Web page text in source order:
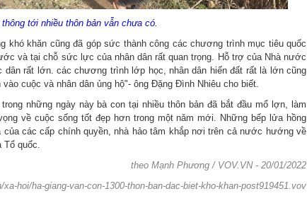
thông tới nhiều thôn bản vẫn chưa có.
khó khăn cũng đã góp sức thành công các chương trình mục tiêu quốc
và tại chỗ sức lực của nhân dân rất quan trọng. Hỗ trợ của Nhà nước
rất lớn. các chương trình lớp học, nhân dân hiến đất rất là lớn cũng
cuộc và nhân dân ủng hộ"- ông Đặng Đình Nhiêu cho biết.
những ngày này bà con tại nhiều thôn bản đã bắt đầu mổ lợn, làm
về cuộc sống tốt đẹp hơn trong một năm mới. Những bếp lửa hồng
các cấp chính quyền, nhà hảo tâm khắp nơi trên cả nước hướng về
quốc.
theo Mạnh Phương / VOV.VN - 20/01/2022
hoi/ha-giang-van-con-1300-thon-ban-dac-biet-kho-khan-post919451.vov